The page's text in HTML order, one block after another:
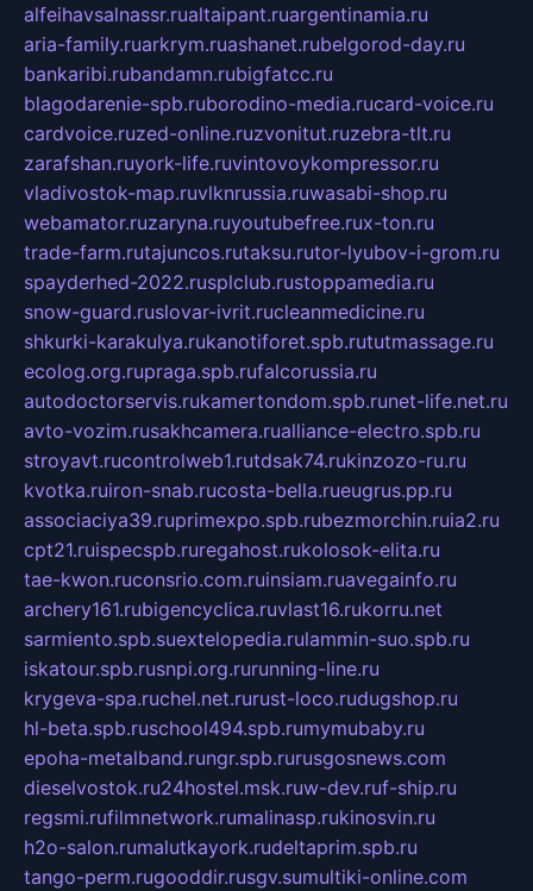
alfeihavsalnassr.rualtaipant.ruargentinamia.ru
aria-family.ruarkrym.ruashanet.rubelgorod-day.ru
bankaribi.rubandamn.rubigfatcc.ru
blagodarenie-spb.ruborodino-media.rucard-voice.ru
cardvoice.ruzed-online.ruzvonitut.ruzebra-tlt.ru
zarafshan.ruyork-life.ruvintovoykompressor.ru
vladivostok-map.ruvlknrussia.ruwasabi-shop.ru
webamator.ruzaryna.ruyoutubefree.rux-ton.ru
trade-farm.rutajuncos.rutaksu.rutor-lyubov-i-grom.ru
spayderhed-2022.rusplclub.rustoppamedia.ru
snow-guard.ruslovar-ivrit.rucleanmedicine.ru
shkurki-karakulya.rukanotiforet.spb.rututmassage.ru
ecolog.org.rupraga.spb.rufalcorussia.ru
autodoctorservis.rukamertondom.spb.runet-life.net.ru
avto-vozim.rusakhcamera.rualliance-electro.spb.ru
stroyavt.rucontrolweb1.rutdsak74.rukinzozo-ru.ru
kvotka.ruiron-snab.rucosta-bella.rueugrus.pp.ru
associaciya39.ruprimexpo.spb.rubezmorchin.ruia2.ru
cpt21.ruispecspb.ruregahost.rukolosok-elita.ru
tae-kwon.ruconsrio.com.ruinsiam.ruavegainfo.ru
archery161.rubigencyclica.ruvlast16.rukorru.net
sarmiento.spb.suextelopedia.rulammin-suo.spb.ru
iskatour.spb.rusnpi.org.rurunning-line.ru
krygeva-spa.ruchel.net.rurust-loco.rudugshop.ru
hl-beta.spb.ruschool494.spb.rumymubaby.ru
epoha-metalband.rungr.spb.rurusgosnews.com
dieselvostok.ru24hostel.msk.ruw-dev.ruf-ship.ru
regsmi.rufilmnetwork.rumalinasp.rukinosvin.ru
h2o-salon.rumalutkayork.rudeltaprim.spb.ru
tango-perm.rugooddir.rusgv.sumultiki-online.com